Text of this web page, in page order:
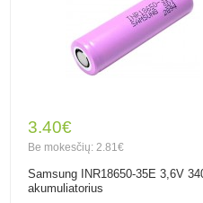
3.40€
Be mokesčių: 2.81€
Samsung INR18650-35E 3,6V
akumuliatorius